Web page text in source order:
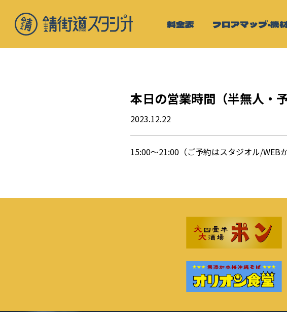
料金表 フロアマップ・機
本日の営業時間（半無人・
2023.12.22
15:00〜21:00（ご予約はスタジオル/WEB